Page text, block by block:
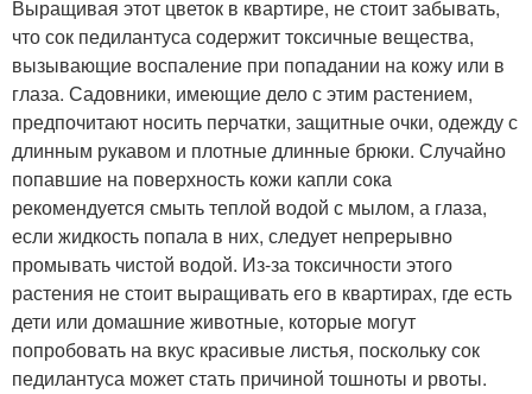
Выращивая этот цветок в квартире, не стоит забывать,
что сок педилантуса содержит токсичные вещества,
вызывающие воспаление при попадании на кожу или в
глаза. Садовники, имеющие дело с этим растением,
предпочитают носить перчатки, защитные очки, одежду с
длинным рукавом и плотные длинные брюки. Случайно
попавшие на поверхность кожи капли сока
рекомендуется смыть теплой водой с мылом, а глаза,
если жидкость попала в них, следует непрерывно
промывать чистой водой. Из-за токсичности этого
растения не стоит выращивать его в квартирах, где есть
дети или домашние животные, которые могут
попробовать на вкус красивые листья, поскольку сок
педилантуса может стать причиной тошноты и рвоты.